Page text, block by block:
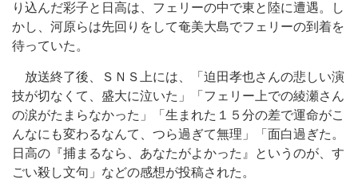
り込んだ彩子と日高は、フェリーの中で東と陸に遭遇。し
かし、河原らは先回りをして奄美大島でフェリーの到着を
待っていた。
放送終了後、ＳＮＳ上には、「迫田孝也さんの悲しい演
技が切なくて、盛大に泣いた」「フェリー上での綾瀬さん
の涙がたまらなかった」「生まれた１５分の差で運命がこ
んなにも変わるなんて、つら過ぎて無理」「面白過ぎた。
日高の『捕まるなら、あなたがよかった』というのが、す
ごい殺し文句」などの感想が投稿された。